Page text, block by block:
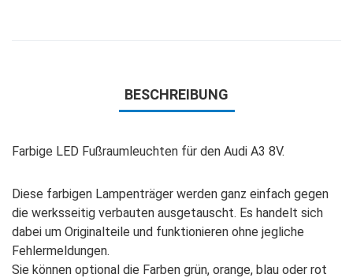
BESCHREIBUNG
Farbige LED Fußraumleuchten für den Audi A3 8V.
Diese farbigen Lampenträger werden ganz einfach gegen
die werksseitig verbauten ausgetauscht. Es handelt sich
dabei um Originalteile und funktionieren ohne jegliche
Fehlermeldungen.
Sie können optional die Farben grün, orange, blau oder rot